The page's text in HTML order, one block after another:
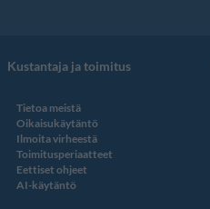
Kustantaja ja toimitus
Tietoa meistä
Oikaisukäytäntö
Ilmoita virheestä
Toimitusperiaatteet
Eettiset ohjeet
AI-käytäntö